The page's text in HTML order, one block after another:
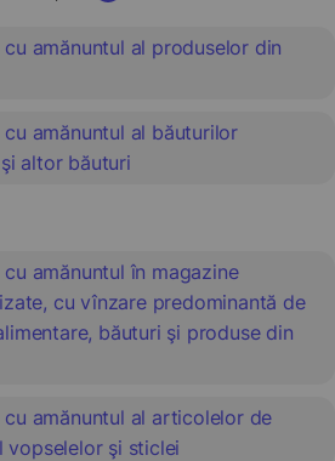
amănuntul al produselor din
amănuntul al băuturilor
altor băuturi
amănuntul în magazine
cu vînzare predominantă de
băuturi şi produse din
amănuntul al articolelor de
vopselelor şi sticlei